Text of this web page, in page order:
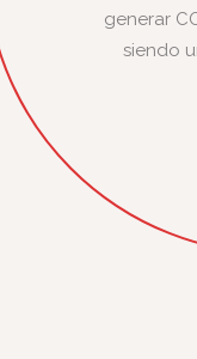
generar
siendo